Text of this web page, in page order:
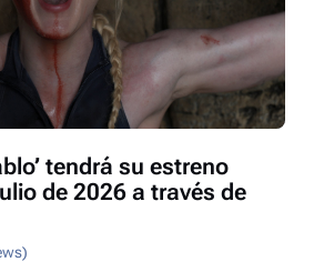
tendrá su estreno
de 2026 a través de